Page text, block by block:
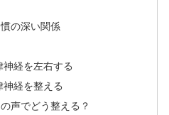
の深い関係
経を左右する
経を整える
声でどう整える？